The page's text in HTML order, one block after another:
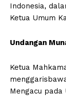
Indonesia,
Ketua Umum
Undangan
Ketua
Mengacu